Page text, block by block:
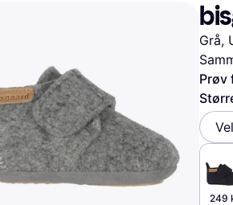
Betal nå
Betal i 3
Betal innen
Finansiering
Grå,
Prøv
249